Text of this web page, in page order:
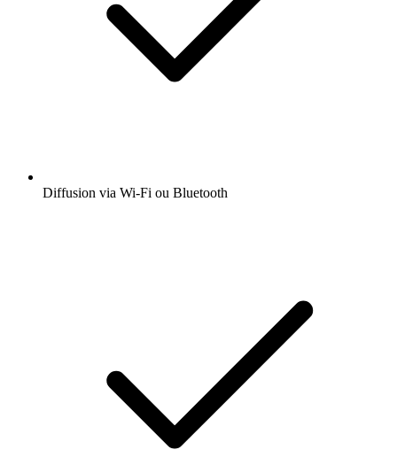
Diffusion via Wi-Fi ou Bluetooth